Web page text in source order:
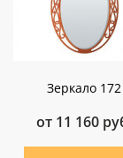
Зеркало 172
от 11 160